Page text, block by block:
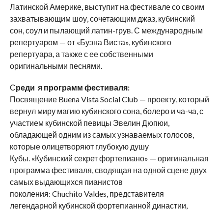
Латинской Америке, выступит на фестивале со своим
захватывающим шоу, сочетающим джаз, кубинский
сон, соул и пылающий латин-грув. С международным
репертуаром — от «Буэна Виста», кубинского
репертуара, а также с ее собственными
оригинальными песнями.
Среди я программ фестиваля:
Посвящение Buena Vista Social Club — проекту, который
вернул миру магию кубинского сона, болеро и ча-ча, с
участием кубинской певицы Эвелин Дюпюи,
обладающей одним из самых узнаваемых голосов,
которые олицетворяют глубокую душу
Кубы. «Кубинский секрет фортепиано» — оригинальная
программа фестиваля, сводящая на одной сцене двух
самых выдающихся пианистов
поколения: Chuchito Valdes, представителя
легендарной кубинской фортепианной династии,